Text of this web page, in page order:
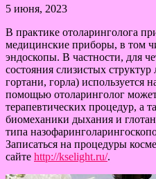
5 июня, 2023
В практике отоларинголога
медицинские приборы, в том
эндоскопы. В частности, для
состояния слизистых
гортани, горла) используется
помощью отоларинголог
терапевтических процедур, а
биомеханики дыхания и
типа
Записаться на процедуры
сайте http://kselight.ru/.